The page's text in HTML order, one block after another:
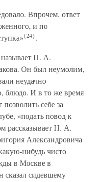
Впрочем, ответ
и по
{24}.
П. А.
Он был неумолим,
неудачно
блюдо. И в то же время
себе за
«подать повод к
рассказывает Н. А.
Александровича
нибудь чисто
в Москве в
сказал сидевшему